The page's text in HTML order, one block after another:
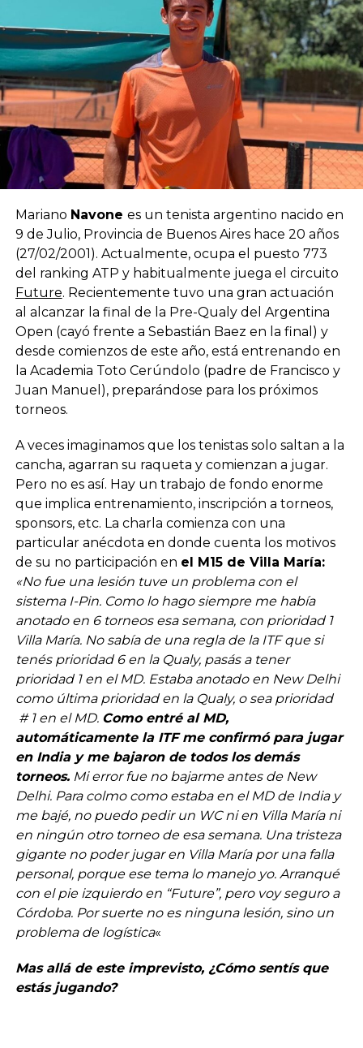
Mariano Navone es un tenista argentino nacido en
9 de Julio, Provincia de Buenos Aires hace 20 años
(27/02/2001). Actualmente, ocupa el puesto 773
del ranking ATP y habitualmente juega el circuito
Future. Recientemente tuvo una gran actuación
al alcanzar la final de la Pre-Qualy del Argentina
Open (cayó frente a Sebastián Baez en la final) y
desde comienzos de este año, está entrenando en
la Academia Toto Cerúndolo (padre de Francisco y
Juan Manuel), preparándose para los próximos
torneos.
A veces imaginamos que los tenistas solo saltan a la
cancha, agarran su raqueta y comienzan a jugar.
Pero no es así. Hay un trabajo de fondo enorme
que implica entrenamiento, inscripción a torneos,
sponsors, etc. La charla comienza con una
particular anécdota en donde cuenta los motivos
de su no participación en el M15 de Villa María:
«No fue una lesión tuve un problema con el
sistema I-Pin. Como lo hago siempre me había
anotado en 6 torneos esa semana, con prioridad 1
Villa María. No sabía de una regla de la ITF que si
tenés prioridad 6 en la Qualy, pasás a tener
prioridad 1 en el MD. Estaba anotado en New Delhi
como última prioridad en la Qualy, o sea prioridad
# 1 en el MD. Como entré al MD,
automáticamente la ITF me confirmó para jugar
en India y me bajaron de todos los demás
torneos.Mi error fue no bajarme antes de New
Delhi. Para colmo como estaba en el MD de India y
me bajé, no puedo pedir un WC ni en Villa María ni
en ningún otro torneo de esa semana. Una tristeza
gigante no poder jugar en Villa María por una falla
personal, porque ese tema lo manejo yo. Arranqué
con el pie izquierdo en “Future”, pero voy seguro a
Córdoba. Por suerte no es ninguna lesión, sino un
problema de logística«
Mas allá de este imprevisto, ¿Cómo sentís que
estás jugando?